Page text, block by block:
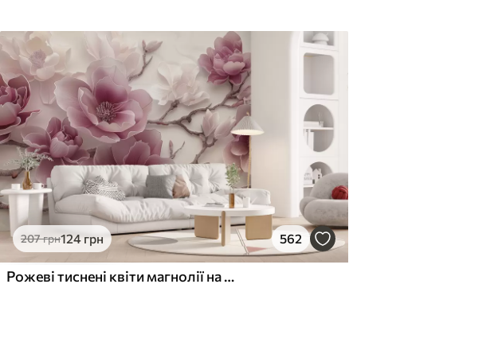
207грн124 грн 562
Рожеві тиснені квіти магнолії на витонченій гілці